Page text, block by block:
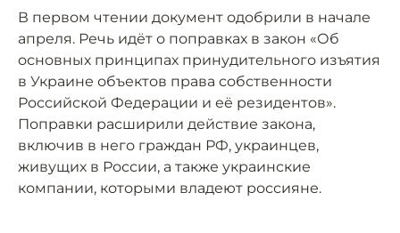
В первом чтении документ одобрили в начале
апреля. Речь идёт о поправках в закон «Об
основных принципах принудительного изъятия
в Украине объектов права собственности
Российской Федерации и её резидентов».
Поправки расширили действие закона,
включив в него граждан РФ, украинцев,
живущих в России, а также украинские
компании, которыми владеют россияне.